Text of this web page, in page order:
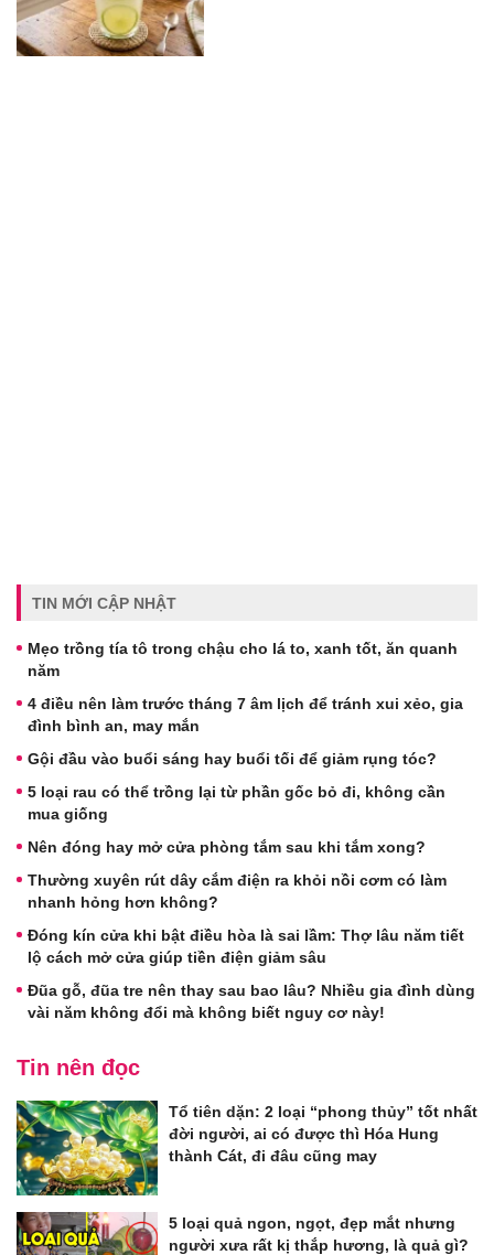
TIN MỚI CẬP NHẬT
Mẹo trồng tía tô trong chậu cho lá to, xanh tốt, ăn quanh
năm
4 điều nên làm trước tháng 7 âm lịch để tránh xui xẻo, gia
đình bình an, may mắn
Gội đầu vào buổi sáng hay buổi tối để giảm rụng tóc?
5 loại rau có thể trồng lại từ phần gốc bỏ đi, không cần
mua giống
Nên đóng hay mở cửa phòng tắm sau khi tắm xong?
Thường xuyên rút dây cắm điện ra khỏi nồi cơm có làm
nhanh hỏng hơn không?
Đóng kín cửa khi bật điều hòa là sai lầm: Thợ lâu năm tiết
lộ cách mở cửa giúp tiền điện giảm sâu
Đũa gỗ, đũa tre nên thay sau bao lâu? Nhiều gia đình dùng
vài năm không đổi mà không biết nguy cơ này!
Tin nên đọc
Tổ tiên dặn: 2 loại “phong thủy” tốt nhất
đời người, ai có được thì Hóa Hung
thành Cát, đi đâu cũng may
5 loại quả ngon, ngọt, đẹp mắt nhưng
người xưa rất kị thắp hương, là quả gì?